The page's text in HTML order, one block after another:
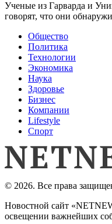
Ученые из Гарварда и
говорят, что они
Общество
Политика
Технологии
Экономика
Наука
Здоровье
Бизнес
Компании
Lifestyle
Спорт
© 2026. Все права
Новостной сайт
освещении важнейших